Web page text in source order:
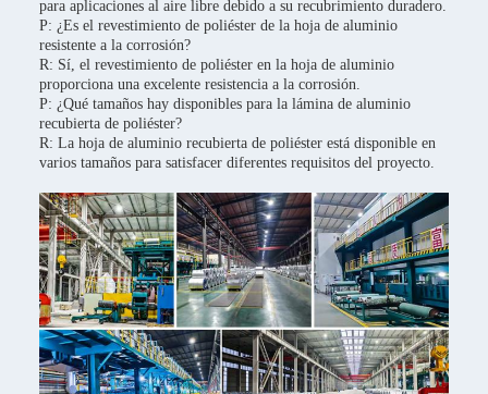
para aplicaciones al aire libre debido a su recubrimiento duradero.
P: ¿Es el revestimiento de poliéster de la hoja de aluminio
resistente a la corrosión?
R: Sí, el revestimiento de poliéster en la hoja de aluminio
proporciona una excelente resistencia a la corrosión.
P: ¿Qué tamaños hay disponibles para la lámina de aluminio
recubierta de poliéster?
R: La hoja de aluminio recubierta de poliéster está disponible en
varios tamaños para satisfacer diferentes requisitos del proyecto.